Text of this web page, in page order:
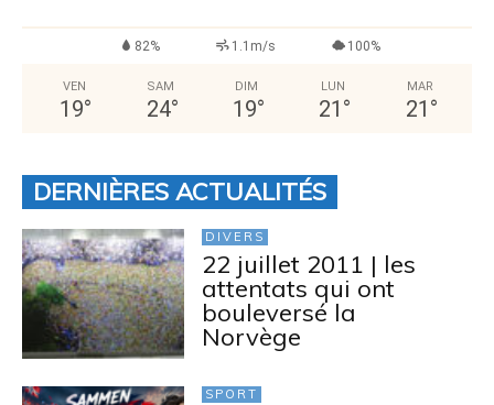
82% 1.1m/s 100%
VEN
19°
SAM
24°
DIM
19°
LUN
21 °
MAR
21 °
DERNIÈRES ACTUALITÉS
DIVERS
22 juillet 2011 | les
attentats qui ont
bouleversé la
Norvège
SPORT